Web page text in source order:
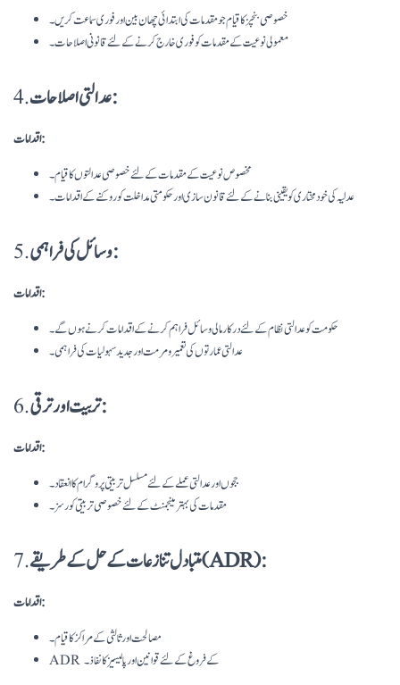
خصوصی بنچز کا قیام جو مقدمات کی ابتدائی چھان بین اور فوری سماعت کریں۔
معمولی نوعیت کے مقدمات کو فوری خارج کرنے کے لئے قانونی اصلاحات۔
4. عدالتی اصلاحات:
اقدامات:
مخصوص نوعیت کے مقدمات کے لئے خصوصی عدالتوں کا قیام۔
عدلیہ کی خود مختاری کو یقینی بنانے کے لئے قانون سازی اور حکومتی مداخلت کو روکنے کے اقدامات۔
5. وسائل کی فراہمی:
اقدامات:
حکومت کو عدالتی نظام کے لئے درکار مالی وسائل فراہم کرنے کے اقدامات کرنے ہوں گے۔
عدالتی عمارتوں کی تعمیر و مرمت اور جدید سہولیات کی فراہمی۔
6. تربیت اور ترقی:
اقدامات:
ججوں اور عدالتی عملے کے لئے مسلسل تربیتی پروگرام کا انعقاد۔
مقدمات کی بہتر مینجمنٹ کے لئے خصوصی تربیتی کورسز۔
7. متبادل تنازعات کے حل کے طریقے (ADR):
اقدامات:
مصالحت اور ثالثی کے مراکز کا قیام۔
ADR کے فروغ کے لئے قوانین اور پالیسیز کا نفاذ۔